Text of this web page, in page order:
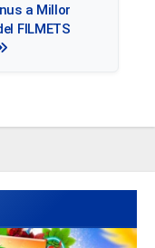
a Millor
FILMETS